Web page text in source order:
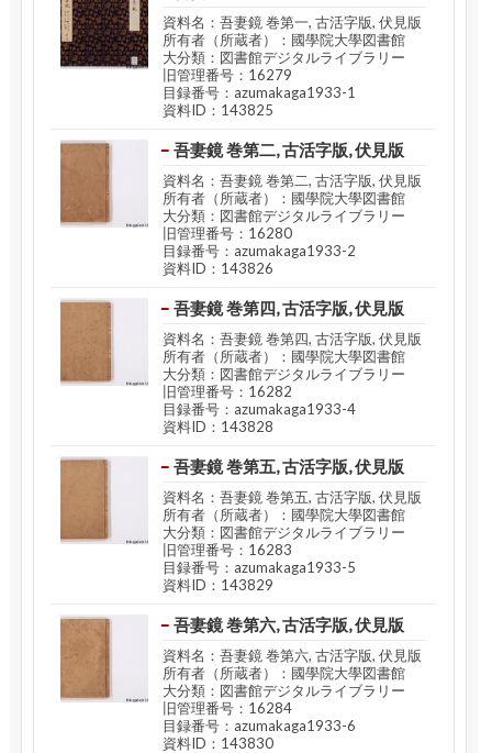
資料名：吾妻鏡 巻第一, 古活字版, 伏見版
所有者（所蔵者）：國學院大學図書館
大分類：図書館デジタルライブラリー
旧管理番号：16279
目録番号：azumakaga1933-1
資料ID：143825
吾妻鏡 巻第二, 古活字版, 伏見版
資料名：吾妻鏡 巻第二, 古活字版, 伏見版
所有者（所蔵者）：國學院大學図書館
大分類：図書館デジタルライブラリー
旧管理番号：16280
目録番号：azumakaga1933-2
資料ID：143826
吾妻鏡 巻第四, 古活字版, 伏見版
資料名：吾妻鏡 巻第四, 古活字版, 伏見版
所有者（所蔵者）：國學院大學図書館
大分類：図書館デジタルライブラリー
旧管理番号：16282
目録番号：azumakaga1933-4
資料ID：143828
吾妻鏡 巻第五, 古活字版, 伏見版
資料名：吾妻鏡 巻第五, 古活字版, 伏見版
所有者（所蔵者）：國學院大學図書館
大分類：図書館デジタルライブラリー
旧管理番号：16283
目録番号：azumakaga1933-5
資料ID：143829
吾妻鏡 巻第六, 古活字版, 伏見版
資料名：吾妻鏡 巻第六, 古活字版, 伏見版
所有者（所蔵者）：國學院大學図書館
大分類：図書館デジタルライブラリー
旧管理番号：16284
目録番号：azumakaga1933-6
資料ID：143830